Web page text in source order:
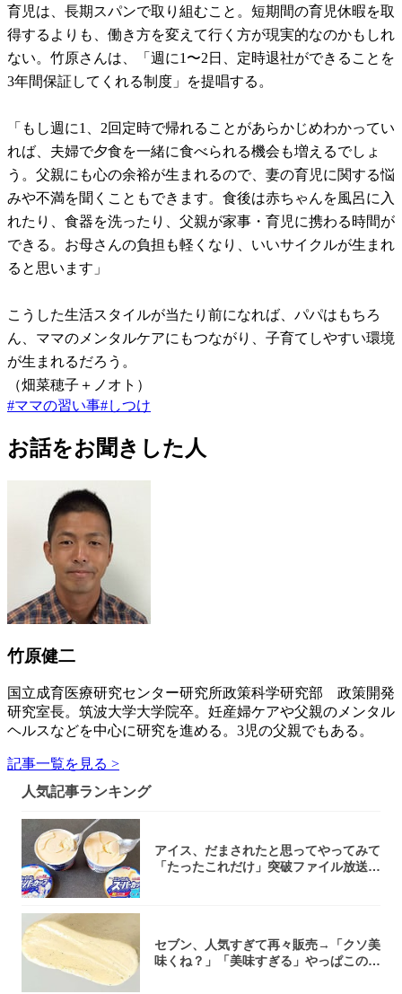
育児は、長期スパンで取り組むこと。短期間の育児休暇を取
得するよりも、働き方を変えて行く方が現実的なのかもしれ
ない。竹原さんは、「週に1〜2日、定時退社ができることを
3年間保証してくれる制度」を提唱する。
「もし週に1、2回定時で帰れることがあらかじめわかってい
れば、夫婦で夕食を一緒に食べられる機会も増えるでしょ
う。父親にも心の余裕が生まれるので、妻の育児に関する悩
みや不満を聞くこともできます。食後は赤ちゃんを風呂に入
れたり、食器を洗ったり、父親が家事・育児に携わる時間が
できる。お母さんの負担も軽くなり、いいサイクルが生まれ
ると思います」
こうした生活スタイルが当たり前になれば、パパはもちろ
ん、ママのメンタルケアにもつながり、子育てしやすい環境
が生まれるだろう。
（畑菜穂子＋ノオト）
#ママの習い事#しつけ
お話をお聞きした人
竹原健二
国立成育医療研究センター研究所政策科学研究部 政策開発
研究室長。筑波大学大学院卒。妊産婦ケアや父親のメンタル
ヘルスなどを中心に研究を進める。3児の父親でもある。
記事一覧を見る >
人気記事ランキング
アイス、だまされたと思ってやってみて
「たったこれだけ」突破ファイル放送で
セブン、人気すぎて再々販売→「クソ美
味くね？」「美味すぎる」やっぱこのク